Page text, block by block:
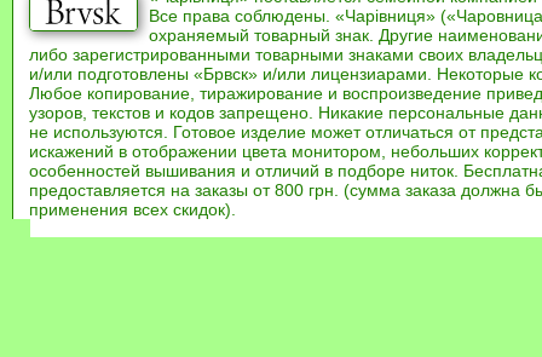
Все права соблюдены. «Чарівниця»
охраняемый товарный знак. Другие
либо зарегистрированными товарными знаками своих
и/или подготовлены «Брвск» и/или лицензиарами. Некоторые
Любое копирование, тиражирование и воспроизведение
узоров, текстов и кодов запрещено. Никакие персональные
не используются. Готовое изделие может отличаться от
искажений в отображении цвета монитором, небольших
особенностей вышивания и отличий в подборе ниток.
предоставляется на заказы от 800 грн. (сумма заказа должна
применения всех скидок).